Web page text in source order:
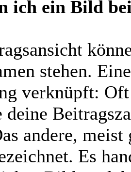
ich ein Bild
stehen.
verknüpft:
deine
andere,
Es